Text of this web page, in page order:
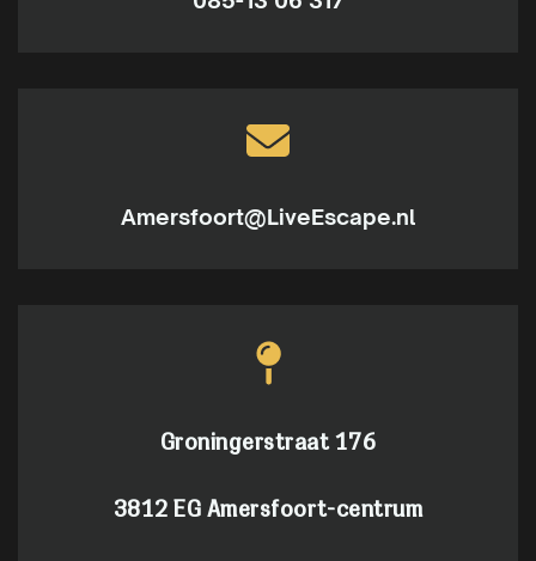
Amersfoort@LiveEscape.nl
Groningerstraat 176
3812 EG Amersfoort-centrum